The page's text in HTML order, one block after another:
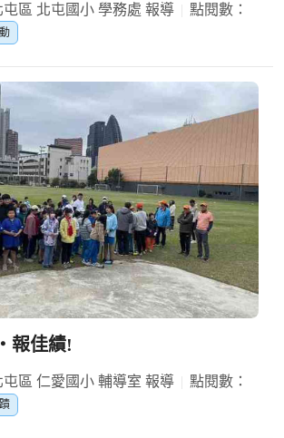
屯區 北屯國小 學務處 報導
點閱數：
報佳績!
屯區 仁愛國小 輔導室 報導
點閱數：